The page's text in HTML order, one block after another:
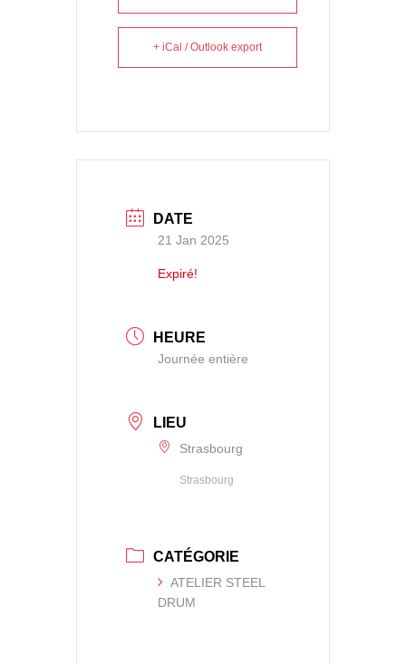
+ iCal / Outlook export
DATE
21 Jan 2025
Expiré!
HEURE
Journée entière
LIEU
Strasbourg
Strasbourg
CATÉGORIE
ATELIER STEEL
DRUM